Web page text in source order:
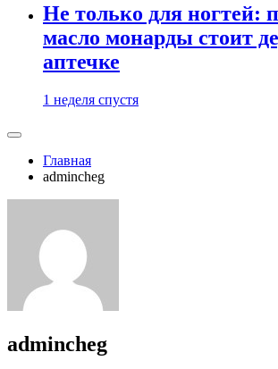
Не только для ногтей:
масло монарды стоит
аптечке
1 неделя спустя
Главная
admincheg
admincheg